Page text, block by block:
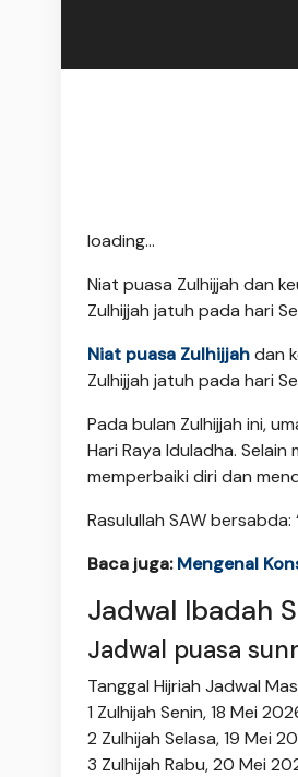
loading...
Niat puasa Zulhijjah dan
Zulhijjah jatuh pada hari
Niat puasa Zulhijjahdan
Zulhijjah jatuh pada hari
Pada bulan Zulhijjah ini,
Hari Raya Iduladha.
memperbaiki diri dan
Rasulullah SAW
Baca juga:Mengenal
Jadwal Ibadah
Jadwal puasa
Tanggal Hijriah Jadwal
1 Zulhijah Senin, 18 Mei
2 Zulhijah Selasa, 19 Mei
3 Zulhijah Rabu, 20 Mei